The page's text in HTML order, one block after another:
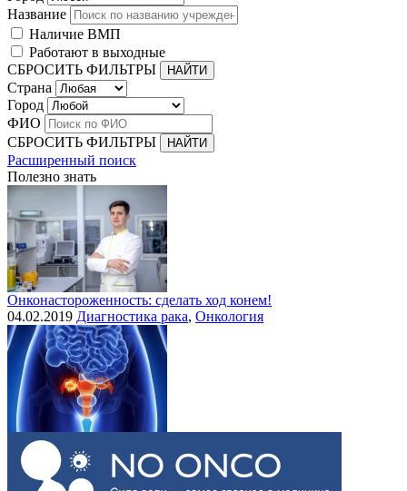
Название
Наличие ВМП
Работают в выходные
СБРОСИТЬ ФИЛЬТРЫ
Страна
Город
ФИО
СБРОСИТЬ ФИЛЬТРЫ
Расширенный поиск
Полезно знать
Онконастороженность: сделать ход конем!
04.02.2019 Диагностика рака, Онкология
Выделения при раке шейки матки
30.07.2015 Рак шейки матки